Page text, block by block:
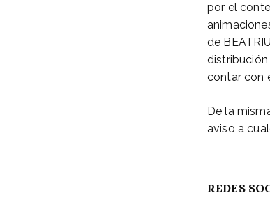
por el
de
contar con
De la
aviso a
REDES